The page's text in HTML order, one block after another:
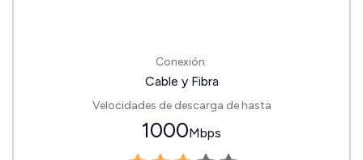
Conexión:
Cable y Fibra
Velocidades de descarga de hasta
1000Mbps